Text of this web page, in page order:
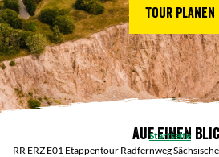
Tour planen
Startseite
RR ERZ E01 Etappentour Radfernweg
Auf einen